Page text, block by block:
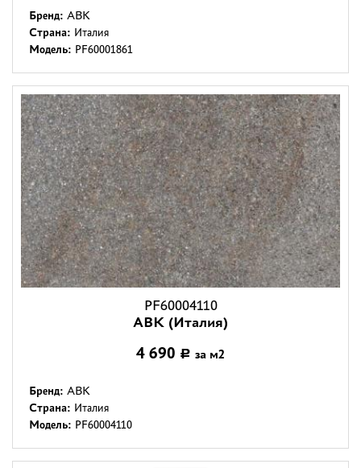
Бренд: ABK
Страна: Италия
Модель: PF60001861
PF60004110
ABK (Италия)
4 690 Р за м2
Бренд: ABK
Страна: Италия
Модель: PF60004110